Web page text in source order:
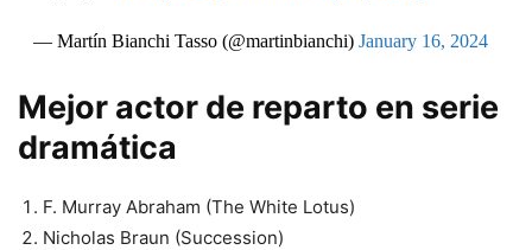
— Martín Bianchi Tasso (@martinbianchi) January 16, 2024
Mejor actor de reparto en serie
dramática
F. Murray Abraham (The White Lotus)
Nicholas Braun (Succession)